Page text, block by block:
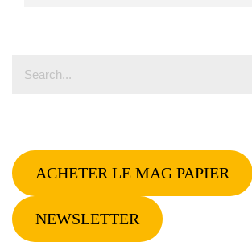
ACHETER LE MAG PAPIER
NEWSLETTER